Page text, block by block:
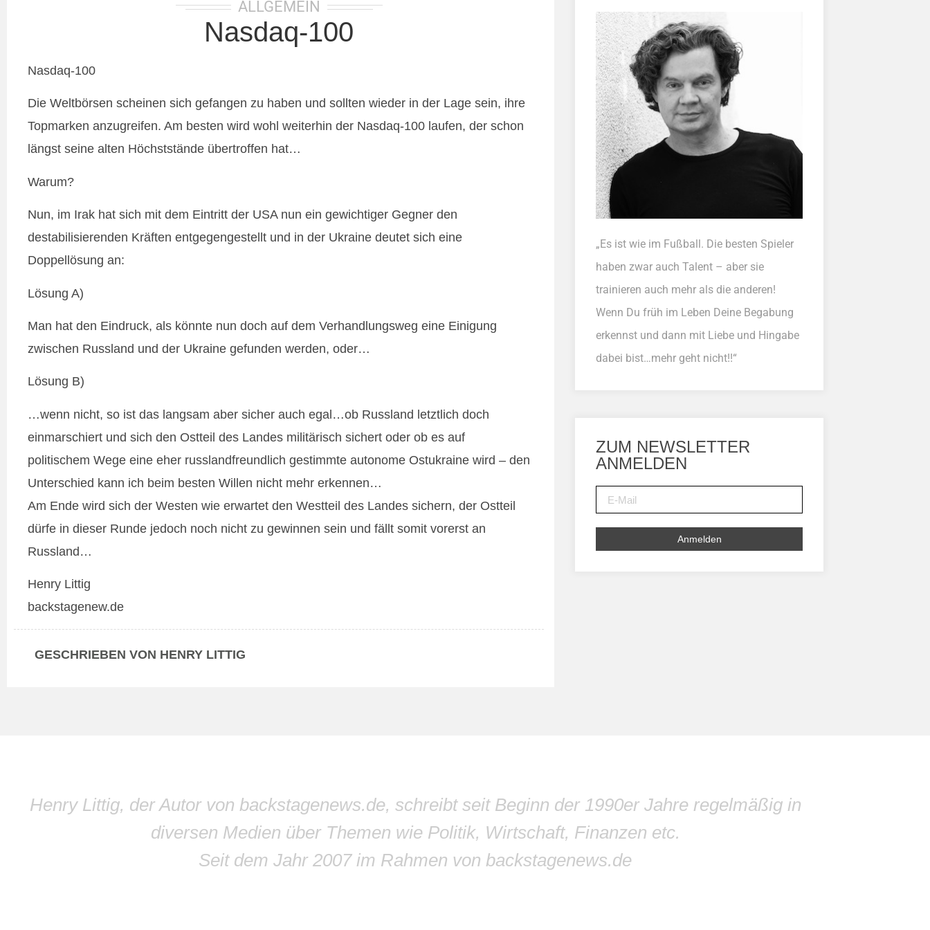
ALLGEMEIN
Nasdaq-100
Nasdaq-100
Die Weltbörsen scheinen sich gefangen zu haben und sollten wieder in der Lage sein, ihre
Topmarken anzugreifen. Am besten wird wohl weiterhin der Nasdaq-100 laufen, der schon
längst seine alten Höchststände übertroffen hat…
Warum?
Nun, im Irak hat sich mit dem Eintritt der USA nun ein gewichtiger Gegner den
destabilisierenden Kräften entgegengestellt und in der Ukraine deutet sich eine
Doppellösung an:
Lösung A)
Man hat den Eindruck, als könnte nun doch auf dem Verhandlungsweg eine Einigung
zwischen Russland und der Ukraine gefunden werden, oder…
Lösung B)
…wenn nicht, so ist das langsam aber sicher auch egal…ob Russland letztlich doch
einmarschiert und sich den Ostteil des Landes militärisch sichert oder ob es auf
politischem Wege eine eher russlandfreundlich gestimmte autonome Ostukraine wird – den
Unterschied kann ich beim besten Willen nicht mehr erkennen…
Am Ende wird sich der Westen wie erwartet den Westteil des Landes sichern, der Ostteil
dürfe in dieser Runde jedoch noch nicht zu gewinnen sein und fällt somit vorerst an
Russland…
Henry Littig
backstagenew.de
GESCHRIEBEN VON HENRY LITTIG
„Es ist wie im Fußball. Die besten Spieler
haben zwar auch Talent – aber sie
trainieren auch mehr als die anderen!
Wenn Du früh im Leben Deine Begabung
erkennst und dann mit Liebe und Hingabe
dabei bist…mehr geht nicht!!“
ZUM NEWSLETTER
ANMELDEN
Anmelden
Henry Littig, der Autor von backstagenews.de, schreibt seit Beginn der 1990er Jahre regelmäßig in
diversen Medien über Themen wie Politik, Wirtschaft, Finanzen etc.
Seit dem Jahr 2007 im Rahmen von backstagenews.de